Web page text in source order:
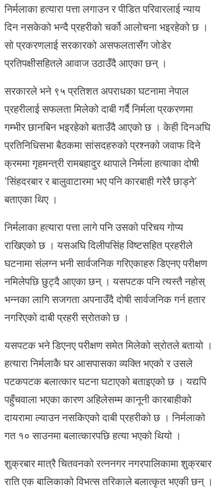
निर्मलाका हत्यारा पत्ता लगाउन र पीडित परिवारलाई न्याय
दिन नसकेको भन्दै प्रहरीको चर्को आलोचना भइरहेको छ ।
सो प्रकरणलाई सरकारको असफलतासँग जोडेर
प्रतिपक्षीसहितले आवाज उठाउँदै आएका छन् ।
सरकारले भने ९५ प्रतिशत अपराधका घटनामा नेपाल
प्रहरीलाई सफलता मिलेको दाबी गर्दै निर्मला प्रकरणमा
गम्भीर छानबिन भइरहेको बताउँदै आएको छ । केही दिनअघि
प्रतिनिधिसभा बैठकमा सांसदहरुको प्रश्नको जवाफ दिने
क्रममा गृहमन्त्री रामबहादुर थापाले निर्मला हत्याका दोषी
‘सिंहदरबार र बालुवाटारमा भए पनि कारबाही गरेरै छाड्ने’
बताएका थिए ।
निर्मलाका हत्यारा पत्ता लागे पनि उसको परिचय गोप्य
राखिएको छ । यसअघि दिलीपसिंह विष्टसहित प्रहरीले
घटनामा संलग्न भनी सार्वजनिक गरिएकाहरु डिएनए परीक्षण
नमिलेपछि छुट्दै आएका छन् । यसपटक पनि त्यस्तै नहोस्
भन्नका लागि सजगता अपनाउँदै दोषी सार्वजनिक गर्न हतार
नगरिएको दाबी प्रहरी स्रोतको छ ।
यसपटक भने डिएनए परीक्षण समेत मिलेको स्रोतले बतायो ।
हत्यारा निर्मलाकै घर आसपासका व्यक्ति भएको र उसले
पटकपटक बलात्कार घटना घटाएको बताइएको छ । यद्यपि
पहुँचवाला भएका कारण अहिलेसम्म कानूनी कारबाहीको
दायरामा ल्याउन नसकिएको दाबी प्रहरीको छ । निर्मलाको
गत १० साउनमा बलात्कारपछि हत्या भएको थियो ।
शुक्रबार मात्रै चितवनको रत्ननगर नगरपालिकामा शुक्रबार
राति एक बालिकाको विभत्स तरिकाले बलात्कृत भएकी छन् ।